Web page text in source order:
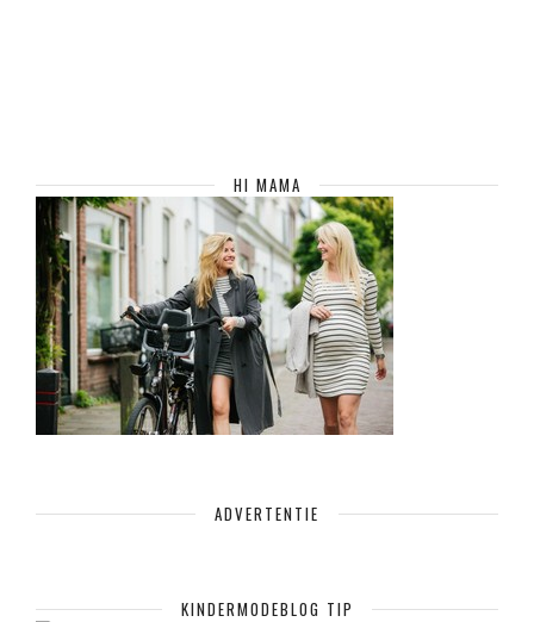
HI MAMA
ADVERTENTIE
KINDERMODEBLOG TIP